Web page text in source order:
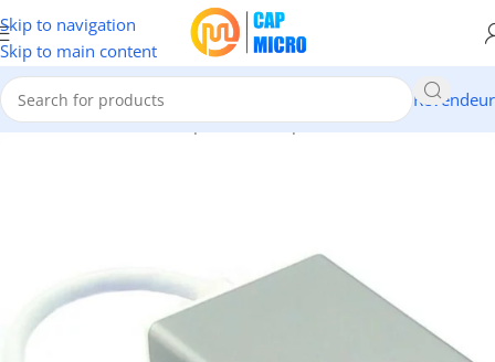
Skip to navigation
Skip to main content
Revendeur
/Cables & Adaptateurs/Adapatateurs & convertisseurs